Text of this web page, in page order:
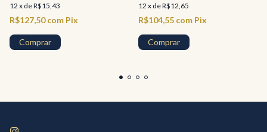
12 x deR$15,43
R$127,50com Pix
Comprar
12 x deR$12,65
R$104,55 com Pix
Comprar